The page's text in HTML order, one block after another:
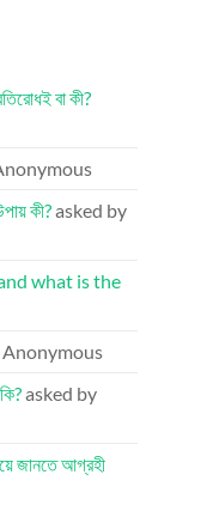
বা কী?
কী?asked by
what is the
Anonymous
asked by
জানতে আগ্রহী